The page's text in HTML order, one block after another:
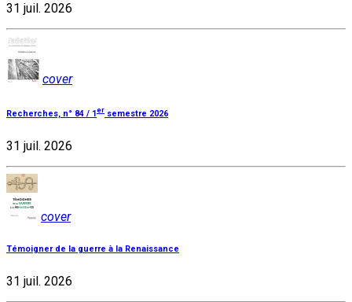
31 juil. 2026
cover
Recherches, n° 84 / 1er semestre 2026
31 juil. 2026
cover
Témoigner de la guerre à la Renaissance
31 juil. 2026